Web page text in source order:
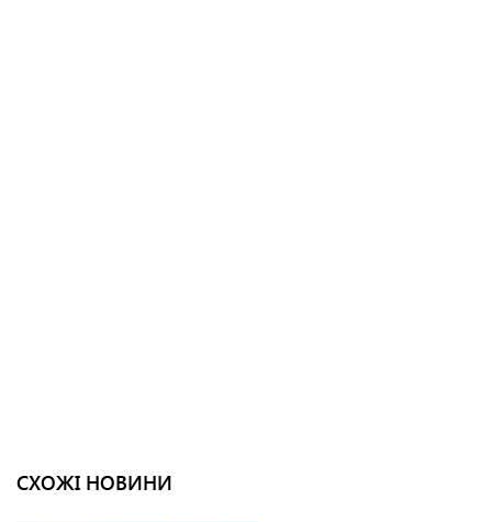
СХОЖІ НОВИНИ